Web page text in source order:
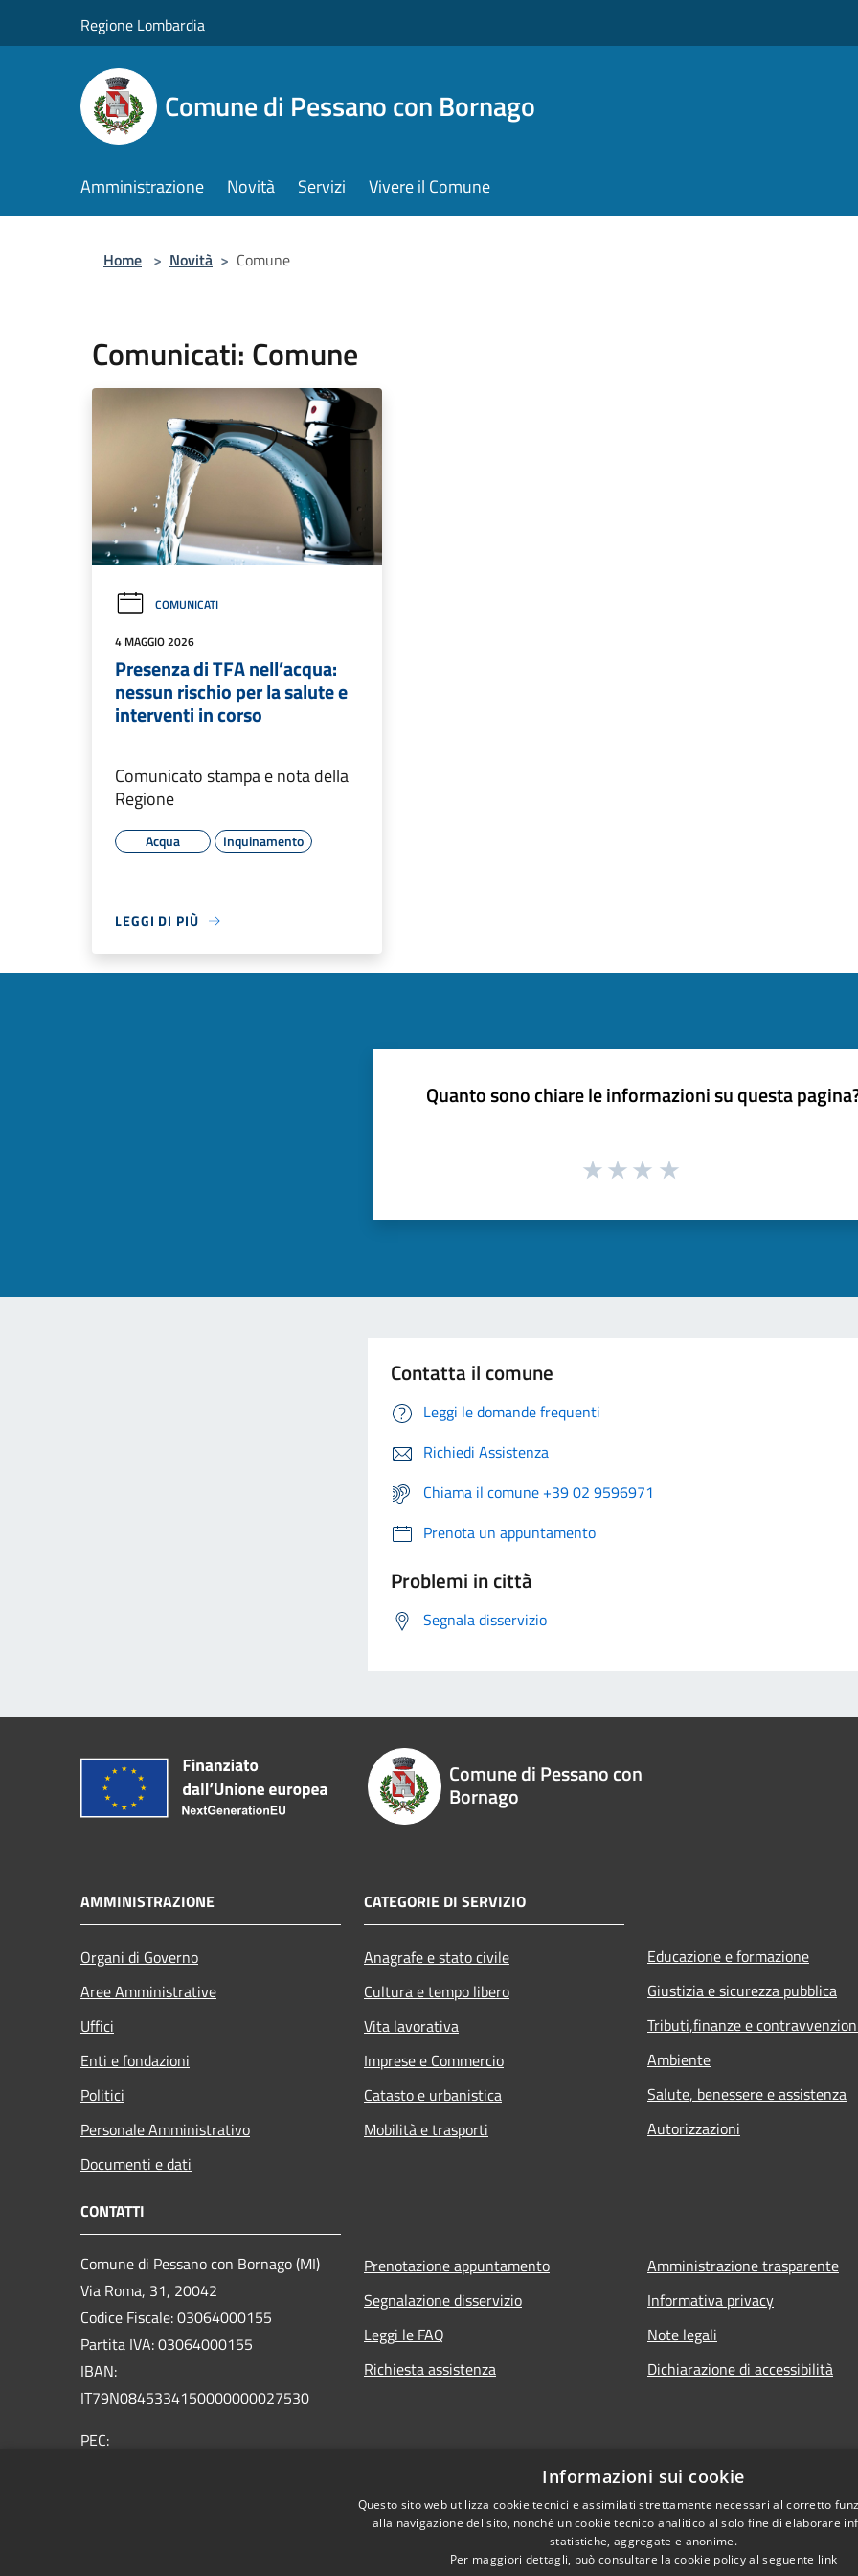
Regione Lombardia
Comune di Pessano con Bornago
Amministrazione Novità Servizi Vivere il Comune
Home > Novità > Comune
Comunicati: Comune
COMUNICATI
4 MAGGIO 2026
Presenza di TFA nell’acqua:
nessun rischio per la salute e
interventi in corso
Comunicato stampa e nota della
Regione
Acqua Inquinamento
LEGGI DI PIÙ
Quanto sono chiare le informazioni su questa
Contatta il comune
Leggi le domande frequenti
Richiedi Assistenza
Chiama il comune +39 02 9596971
Prenota un appuntamento
Problemi in città
Segnala disservizio
Comune di Pessano con
Bornago
AMMINISTRAZIONE
Organi di Governo
Aree Amministrative
Uffici
Enti e fondazioni
Politici
Personale Amministrativo
Documenti e dati
CATEGORIE DI SERVIZIO
Anagrafe e stato civile
Cultura e tempo libero
Vita lavorativa
Imprese e Commercio
Catasto e urbanistica
Mobilità e trasporti
Educazione e formazione
Giustizia e sicurezza pubblica
Tributi,finanze e
Ambiente
Salute, benessere e assistenza
Autorizzazioni
CONTATTI
Comune di Pessano con Bornago (MI)
Via Roma, 31, 20042
Codice Fiscale: 03064000155
Partita IVA: 03064000155
IBAN:
IT79N0845334150000000027530
PEC:
Prenotazione appuntamento
Segnalazione disservizio
Leggi le FAQ
Richiesta assistenza
Amministrazione trasparente
Informativa privacy
Note legali
Dichiarazione di accessibilità
Informazioni sui cookie
Questo sito web utilizza cookie tecnici e assimilati strettamente necessari al corretto
alla navigazione del sito, nonché un cookie tecnico analitico al solo fine di elaborare
statistiche, aggregate e anonime.
Per maggiori dettagli, può consultare la cookie policy al seguente link